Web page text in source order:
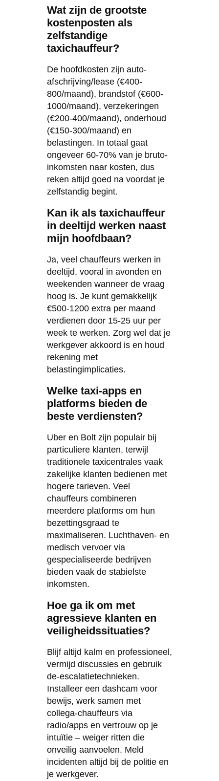
Wat zijn de grootste
kostenposten als
zelfstandige
taxichauffeur?
De hoofdkosten zijn auto-
afschrijving/lease (€400-
800/maand), brandstof (€600-
1000/maand), verzekeringen
(€200-400/maand), onderhoud
(€150-300/maand) en
belastingen. In totaal gaat
ongeveer 60-70% van je bruto-
inkomsten naar kosten, dus
reken altijd goed na voordat je
zelfstandig begint.
Kan ik als taxichauffeur
in deeltijd werken naast
mijn hoofdbaan?
Ja, veel chauffeurs werken in
deeltijd, vooral in avonden en
weekenden wanneer de vraag
hoog is. Je kunt gemakkelijk
€500-1200 extra per maand
verdienen door 15-25 uur per
week te werken. Zorg wel dat je
werkgever akkoord is en houd
rekening met
belastingimplicaties.
Welke taxi-apps en
platforms bieden de
beste verdiensten?
Uber en Bolt zijn populair bij
particuliere klanten, terwijl
traditionele taxicentrales vaak
zakelijke klanten bedienen met
hogere tarieven. Veel
chauffeurs combineren
meerdere platforms om hun
bezettingsgraad te
maximaliseren. Luchthaven- en
medisch vervoer via
gespecialiseerde bedrijven
bieden vaak de stabielste
inkomsten.
Hoe ga ik om met
agressieve klanten en
veiligheidssituaties?
Blijf altijd kalm en professioneel,
vermijd discussies en gebruik
de-escalatietechnieken.
Installeer een dashcam voor
bewijs, werk samen met
collega-chauffeurs via
radio/apps en vertrouw op je
intuïtie – weiger ritten die
onveilig aanvoelen. Meld
incidenten altijd bij de politie en
je werkgever.